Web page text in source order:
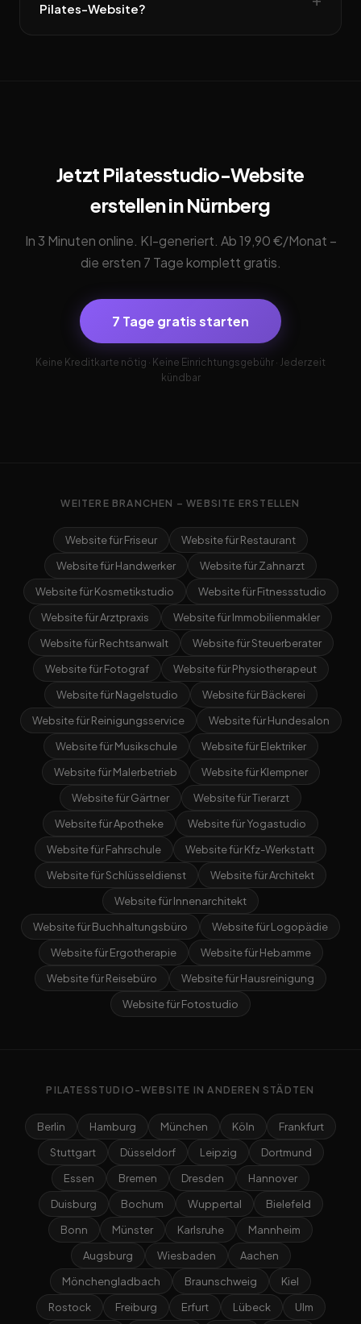
Pilates-Website?
Jetzt Pilatesstudio-Website
erstellen in Nürnberg
In 3 Minuten online. KI-generiert. Ab 19,90 €/Monat –
die ersten 7 Tage komplett gratis.
7 Tage gratis starten
Keine Kreditkarte nötig · Keine Einrichtungsgebühr · Jederzeit
kündbar
WEITERE BRANCHEN – WEBSITE ERSTELLEN
Website für Friseur
Website für Restaurant
Website für Handwerker
Website für Zahnarzt
Website für Kosmetikstudio
Website für Fitnessstudio
Website für Arztpraxis
Website für Immobilienmakler
Website für Rechtsanwalt
Website für Steuerberater
Website für Fotograf
Website für Physiotherapeut
Website für Nagelstudio
Website für Bäckerei
Website für Reinigungsservice
Website für Hundesalon
Website für Musikschule
Website für Elektriker
Website für Malerbetrieb
Website für Klempner
Website für Gärtner
Website für Tierarzt
Website für Apotheke
Website für Yogastudio
Website für Fahrschule
Website für Kfz-Werkstatt
Website für Schlüsseldienst
Website für Architekt
Website für Innenarchitekt
Website für Buchhaltungsbüro
Website für Logopädie
Website für Ergotherapie
Website für Hebamme
Website für Reisebüro
Website für Hausreinigung
Website für Fotostudio
PILATESSTUDIO-WEBSITE IN ANDEREN STÄDTEN
Berlin Hamburg München Köln
Frankfurt
Stuttgart
Düsseldorf Leipzig
Dortmund
Essen
Bremen Dresden
Hannover
Duisburg
Bochum Wuppertal
Bielefeld
Bonn
Münster Karlsruhe
Mannheim
Augsburg
Wiesbaden
Aachen
Mönchengladbach
Braunschweig
Kiel
Rostock
Freiburg Erfurt Lübeck Ulm